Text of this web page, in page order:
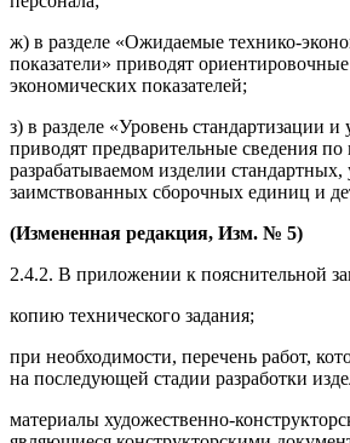
ж) в разделе «Ожидаемые технико-
показатели» приводят
экономических показателей;
з) в разделе «Уровень стандартизации
приводят предварительные сведения
разрабатываемом изделии
заимствованных сборочных единиц и
(Измененная редакция, Изм. № 5)
2.4.2. В приложении к пояснительной
копию технического задания;
при необходимости, перечень работ,
на последующей стадии разработки
материалы художественно-